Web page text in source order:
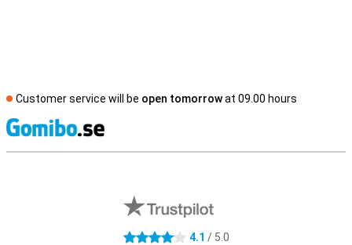
Customer service will be open tomorrowat 09.00 hours
4.1 stars 4.1 / 5.0